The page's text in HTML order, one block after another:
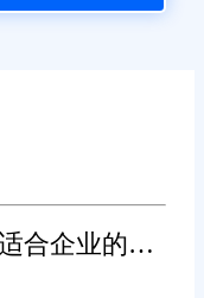
合企业的